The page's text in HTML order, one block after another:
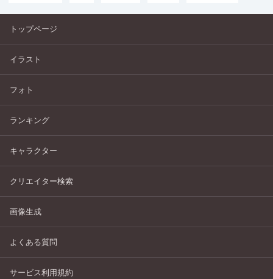
トップページ
イラスト
フォト
ランキング
キャラクター
クリエイター検索
画像生成
よくある質問
サービス利用規約